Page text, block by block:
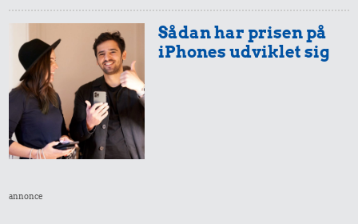
Sådan har prisen på
iPhones udviklet sig
annonce